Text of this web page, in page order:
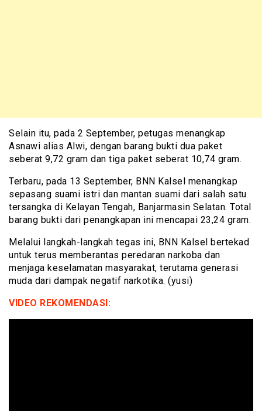
Selain itu, pada 2 September, petugas menangkap
Asnawi alias Alwi, dengan barang bukti dua paket
seberat 9,72 gram dan tiga paket seberat 10,74 gram.
Terbaru, pada 13 September, BNN Kalsel menangkap
sepasang suami istri dan mantan suami dari salah satu
tersangka di Kelayan Tengah, Banjarmasin Selatan. Total
barang bukti dari penangkapan ini mencapai 23,24 gram.
Melalui langkah-langkah tegas ini, BNN Kalsel bertekad
untuk terus memberantas peredaran narkoba dan
menjaga keselamatan masyarakat, terutama generasi
muda dari dampak negatif narkotika. (yusi)
VIDEO REKOMENDASI: